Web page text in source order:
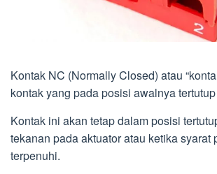
Kontak NC (Normally Closed) atau
kontak yang pada posisi awalnya
Kontak ini akan tetap dalam posisi
tekanan pada aktuator atau ketika syarat
terpenuhi.